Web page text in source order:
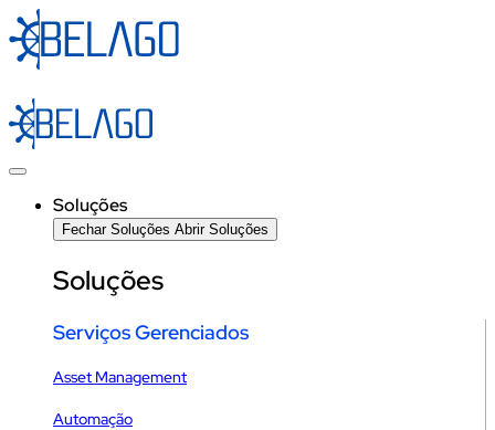
Ir
para
Soluções
Fechar Soluções Abrir Soluções
Soluções
Serviços Gerenciados
Asset Management
Automação